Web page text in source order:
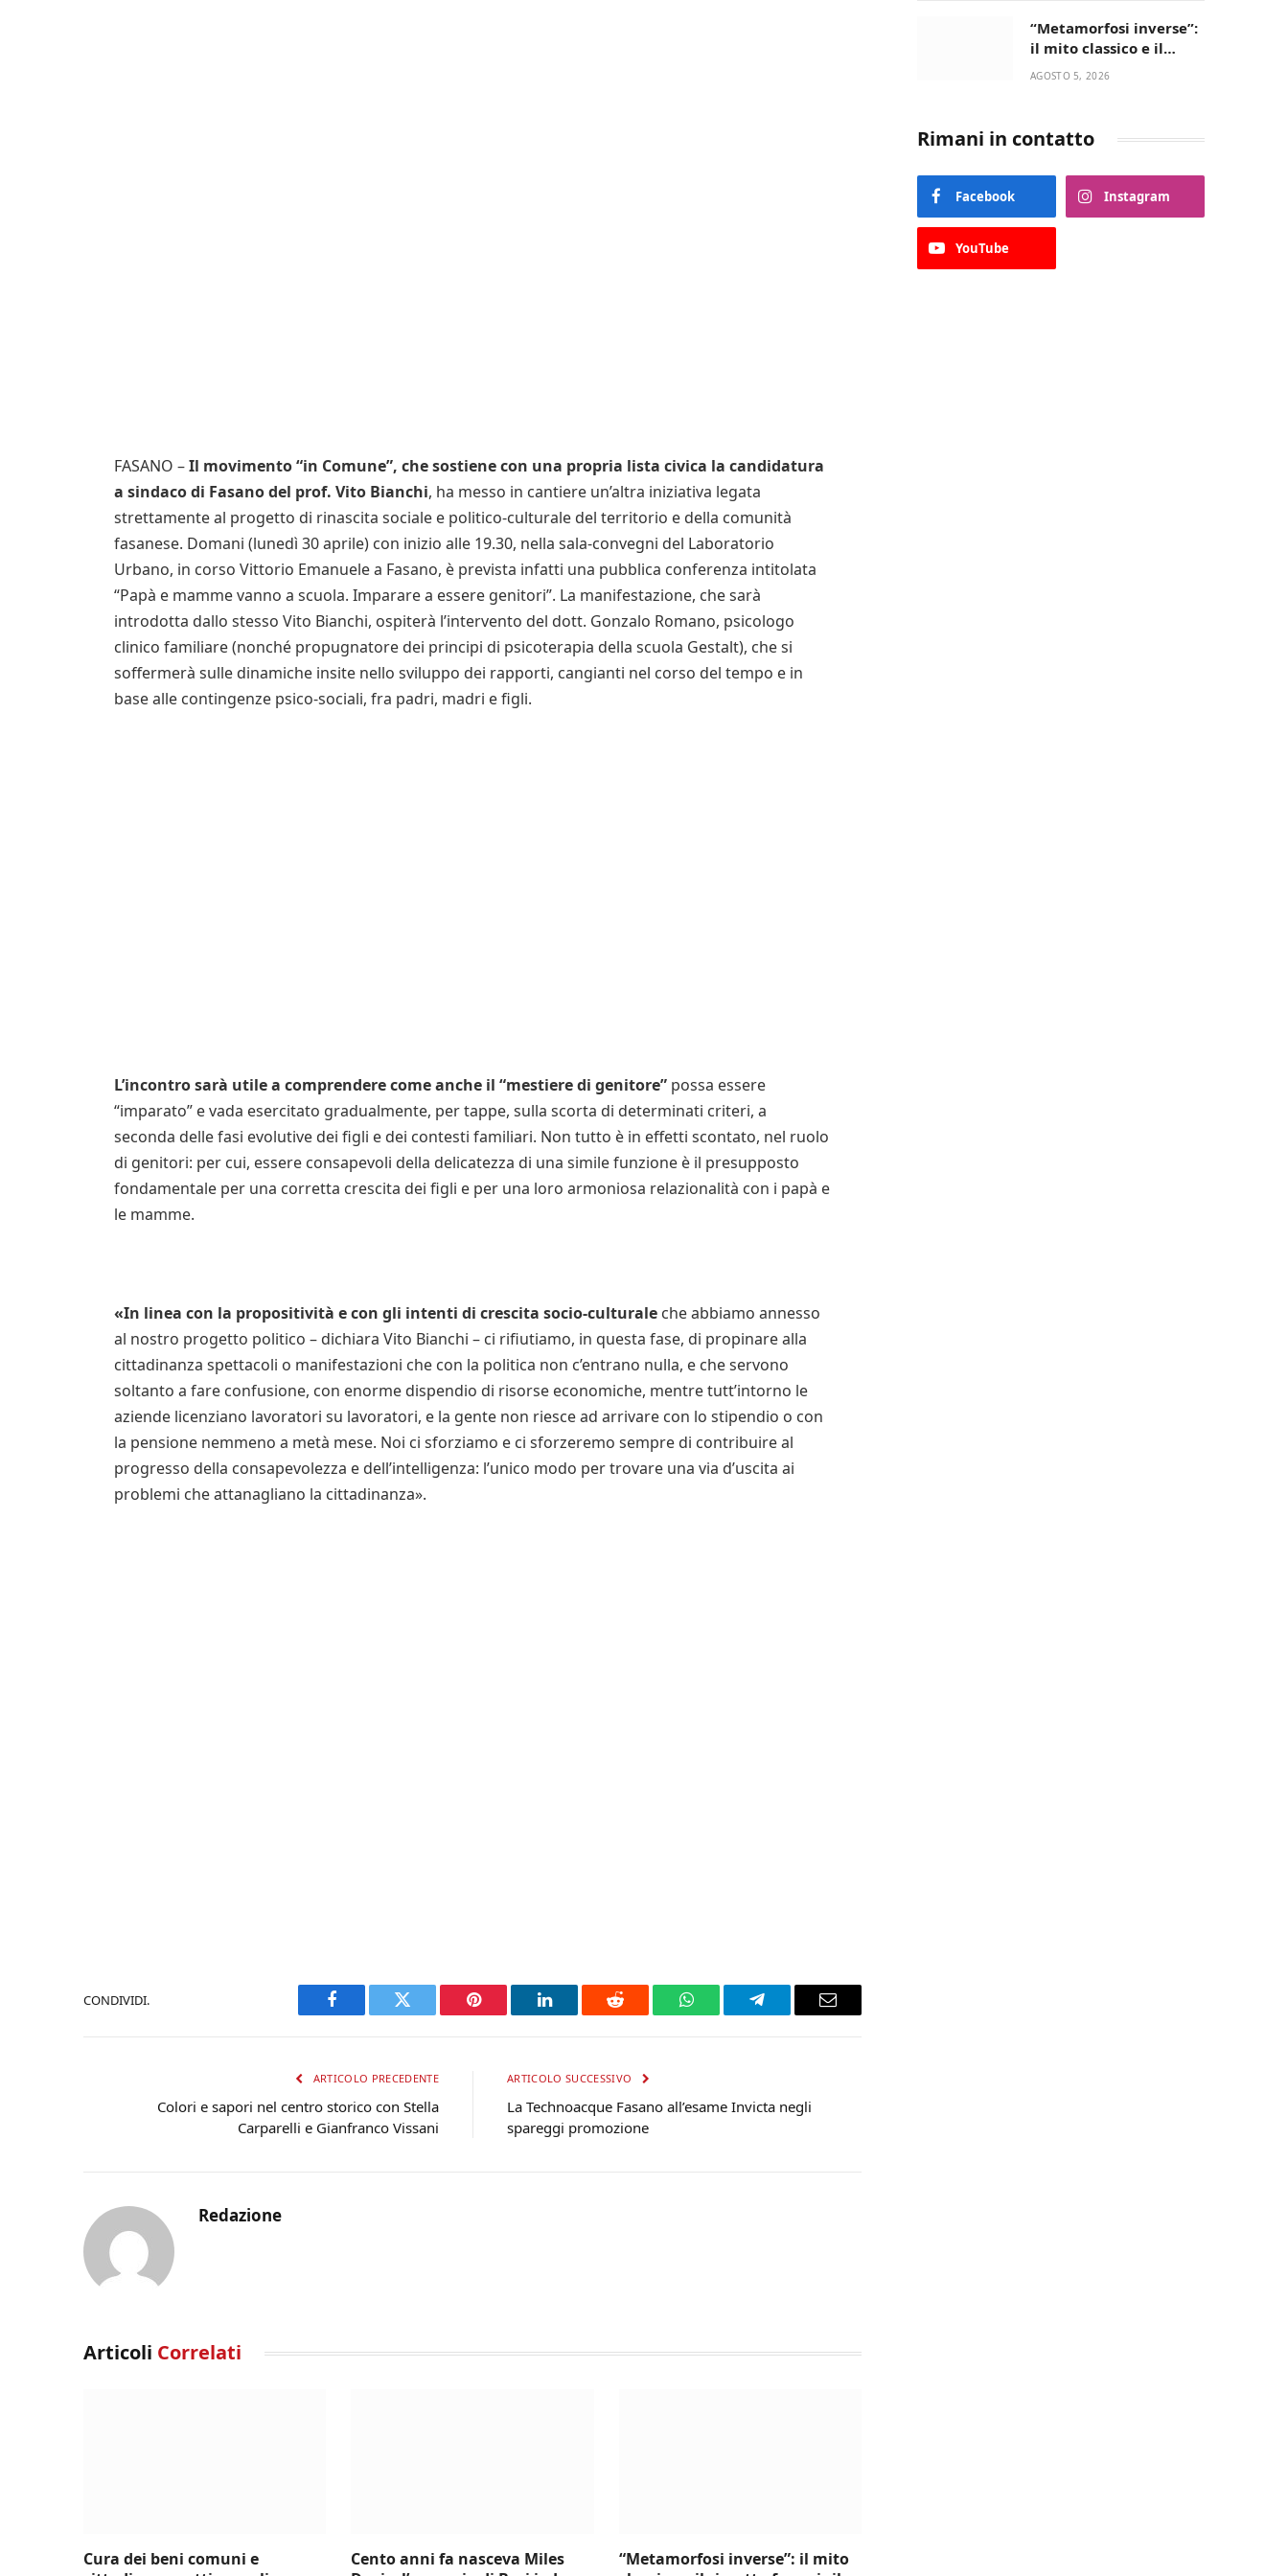
FASANO –Il movimento “in Comune”, che sostiene con una propria lista civica la candidatura
a sindaco di Fasano del prof. Vito Bianchi, ha messo in cantiere un’altra iniziativa legata
strettamente al progetto di rinascita sociale e politico-culturale del territorio e della comunità
fasanese. Domani (lunedì 30 aprile) con inizio alle 19.30, nella sala-convegni del Laboratorio
Urbano, in corso Vittorio Emanuele a Fasano, è prevista infatti una pubblica conferenza intitolata
“Papà e mamme vanno a scuola. Imparare a essere genitori”. La manifestazione, che sarà
introdotta dallo stesso Vito Bianchi, ospiterà l’intervento del dott. Gonzalo Romano, psicologo
clinico familiare (nonché propugnatore dei principi di psicoterapia della scuola Gestalt), che si
soffermerà sulle dinamiche insite nello sviluppo dei rapporti, cangianti nel corso del tempo e in
base alle contingenze psico-sociali, fra padri, madri e figli.
L’incontro sarà utile a comprendere come anche il “mestiere di genitore” possa essere
“imparato” e vada esercitato gradualmente, per tappe, sulla scorta di determinati criteri, a
seconda delle fasi evolutive dei figli e dei contesti familiari. Non tutto è in effetti scontato, nel ruolo
di genitori: per cui, essere consapevoli della delicatezza di una simile funzione è il presupposto
fondamentale per una corretta crescita dei figli e per una loro armoniosa relazionalità con i papà e
le mamme.
«In linea con la propositività e con gli intenti di crescita socio-culturale che abbiamo annesso
al nostro progetto politico – dichiara Vito Bianchi – ci rifiutiamo, in questa fase, di propinare alla
cittadinanza spettacoli o manifestazioni che con la politica non c’entrano nulla, e che servono
soltanto a fare confusione, con enorme dispendio di risorse economiche, mentre tutt’intorno le
aziende licenziano lavoratori su lavoratori, e la gente non riesce ad arrivare con lo stipendio o con
la pensione nemmeno a metà mese. Noi ci sforziamo e ci sforzeremo sempre di contribuire al
progresso della consapevolezza e dell’intelligenza: l’unico modo per trovare una via d’uscita ai
problemi che attanagliano la cittadinanza».
CONDIVIDI.
Facebook Twitter Pinterest LinkedIn Reddit WhatsAppTelegram Email
ARTICOLO PRECEDENTE
Colori e sapori nel centro storico con Stella
Carparelli e Gianfranco Vissani
ARTICOLO SUCCESSIVO
La Technoacque Fasano all’esame Invicta negli
spareggi promozione
Redazione
Articoli Correlati
Cura dei beni comuni e
Cento anni fa nasceva Miles
“Metamorfosi inverse”: il mito
“Metamorfosi inverse”:
il mito classico e il
riscatto femminile
AGOSTO 5, 2026
Rimani in contatto
Facebook Instagram
YouTube